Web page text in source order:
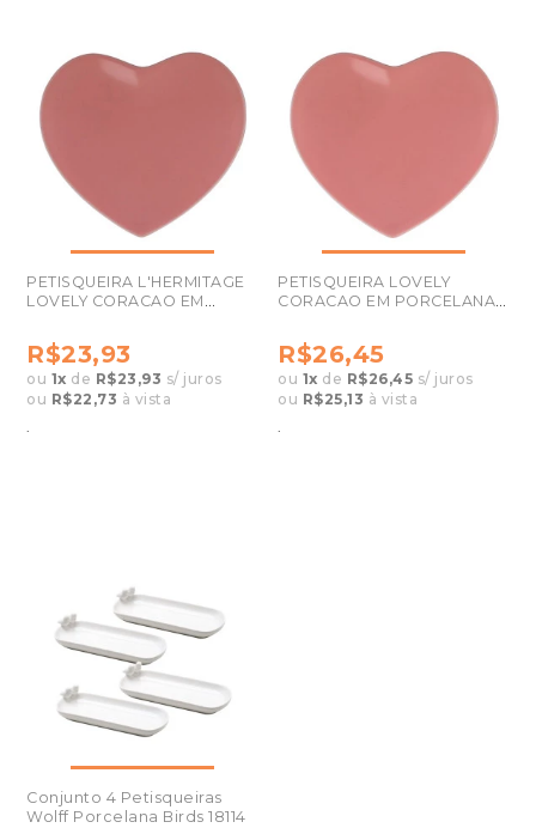
PETISQUEIRA L'HERMITAGE
LOVELY CORACAO EM
28130
R$23,93
ou 1x de R$23,93 s/ juros
ou R$22,73 à vista
.
PETISQUEIRA LOVELY
CORACAO EM PORCELANA
R$26,45
ou 1x de R$26,45 s/ juros
ou R$25,13 à vista
.
Conjunto 4 Petisqueiras
Wolff Porcelana Birds 18114